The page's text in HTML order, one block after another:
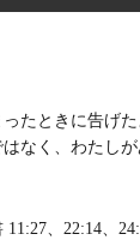
たときに告げ
なく、わたし
11:27、22:14、